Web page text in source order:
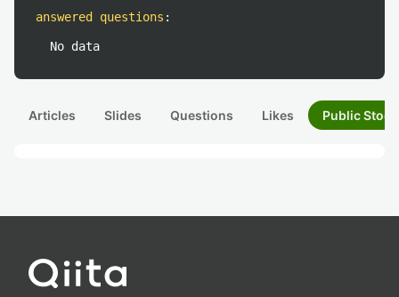
answered questions :
No data
Articles Slides Questions Likes Public